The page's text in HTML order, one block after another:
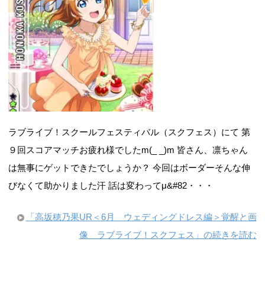
ラブライブ！スクールフェスティバル（スクフェス）にて 第
９回スコアマッチお疲れ様でしたm(_ _)m 皆さん、凛ちゃん
は無事にゲットできたでしょうか？ 今回はボーダーそんな伸
びなくて助かりました汗 話は変わってμ&#82・・・
「高坂穂乃果UR＜6月 ウェディングドレス編＞覚醒と画
像 ラブライブ！スクフェス」の続きを読む